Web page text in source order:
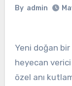
By admin
Yeni doğan
heyecan verici
özel anı